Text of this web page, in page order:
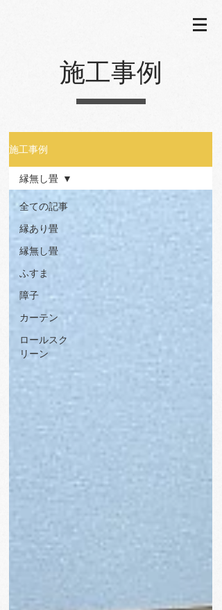
施工事例
施工事例
全ての記事
縁あり畳
縁無し畳
ふすま
障子
カーテン
ロールスク
リーン
縁無し畳